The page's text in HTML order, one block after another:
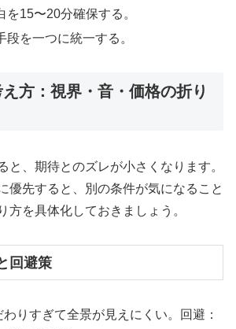
を15〜20分確保する。
段を一つに統一する。
方：視界・音・価格の折り
と、期待とのズレが小さくなります。
優先すると、別の条件が気になること
方を具体化しておきましょう。
回避策
りすぎて全景が見えにくい。回避：